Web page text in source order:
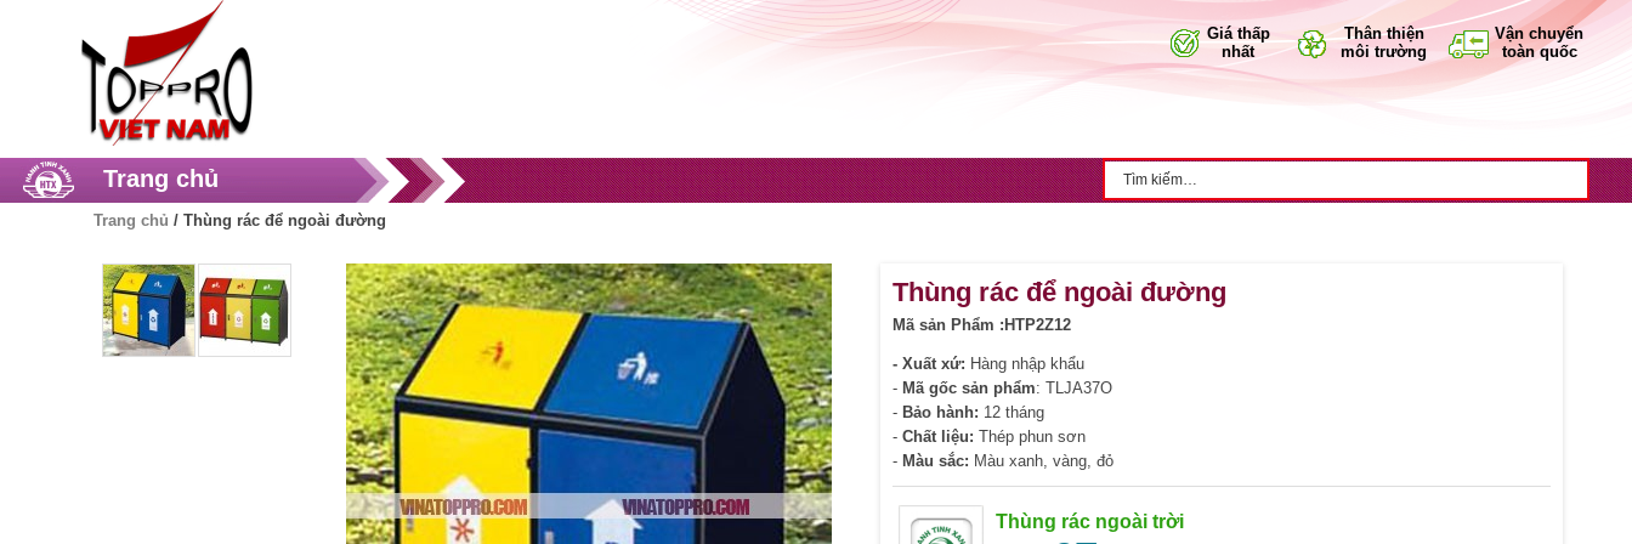
Giá thấp
nhất
Thân thiện
môi trường
Vận chuyển
toàn quốc
Trang chủ
Trang chủ /Thùng rác để ngoài đường
Thùng rác để ngoài đường
Mã sản Phẩm :HTP2Z12
- Xuất xứ: Hàng nhập khẩu
- Mã gốc sản phẩm: TLJA37O
- Bảo hành: 12 tháng
- Chất liệu: Thép phun sơn
- Màu sắc: Màu xanh, vàng, đỏ
Thùng rác ngoài trời